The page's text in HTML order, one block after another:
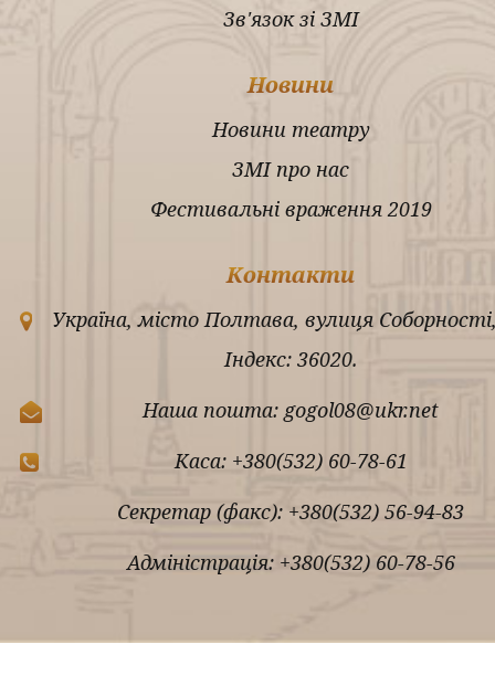
Зв'язок зі ЗМІ
Новини
Новини театру
ЗМІ про нас
Фестивальні враження 2019
Контакти
Україна, місто Полтава, вулиця
Індекс: 36020.
Наша пошта: gogol08@ukr.net
Каса: +380(532) 60-78-61
Секретар (факс): +380(532) 56-94-83
Адміністрація: +380(532) 60-78-56